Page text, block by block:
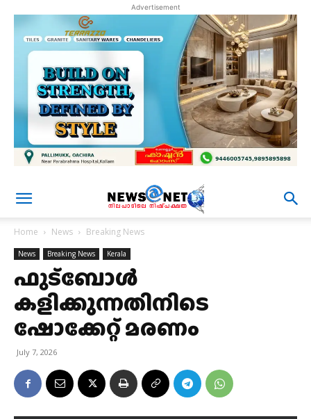
Advertisement
Home News Breaking News
News Breaking News Kerala
ഫുട്ബോൾ
കളിക്കുന്നതിനിടെ
ഷോക്കേറ്റ് മരണം
July 7, 2026